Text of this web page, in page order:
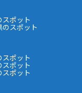
ポット
スポット
スポット
ポット
スポット